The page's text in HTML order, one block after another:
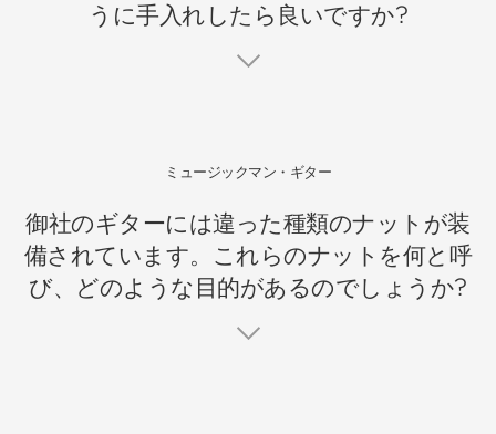
うに手入れしたら良いですか?
ミュージックマン・ギター
御社のギターには違った種類のナットが装
備されています。これらのナットを何と呼
び、どのような目的があるのでしょうか?